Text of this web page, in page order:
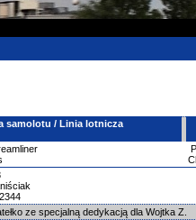
samolotu / Linia lotnicza
2344
ze specjalną dedykacją dla Wojtka Z.